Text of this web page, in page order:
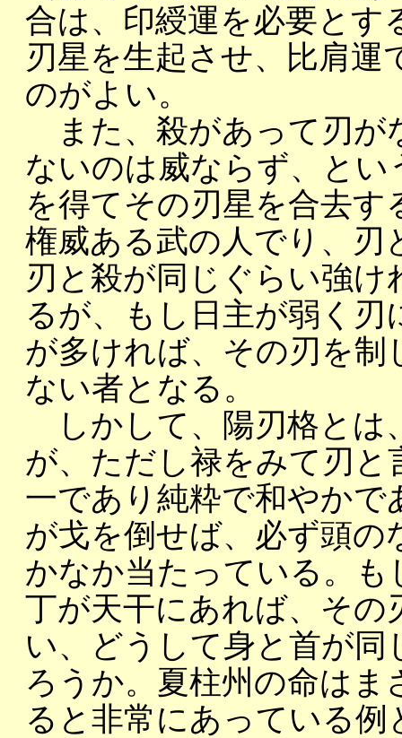
合は、印綬運を必要と
刃星を生起させ、比肩
のがよい。
また、殺があって刃が
ないのは威ならず、と
を得てその刃星を合去
権威ある武の人でり、
刃と殺が同じぐらい強
るが、もし日主が弱く
が多ければ、その刃を
ない者となる。
しかして、陽刃格とは
が、ただし禄をみて刃
一であり純粋で和やか
が戈を倒せば、必ず頭
かなか当たっている。
丁が天干にあれば、その
い、どうして身と首が
ろうか。夏柱州の命は
ると非常にあっている例